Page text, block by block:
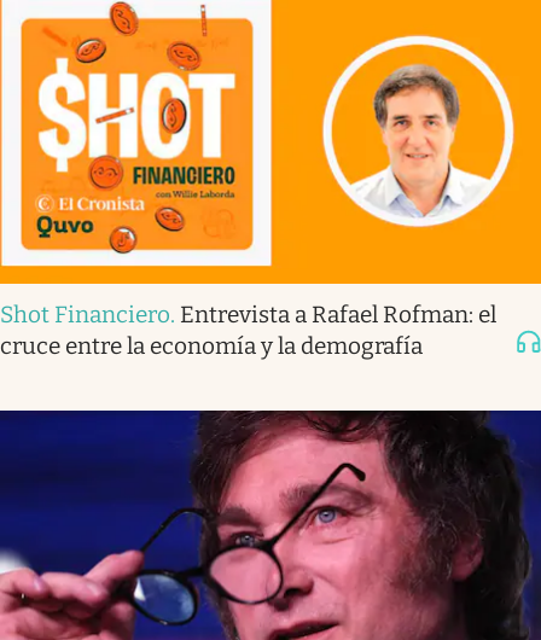
Shot Financiero. Entrevista a Rafael Rofman: el
cruce entre la economía y la demografía